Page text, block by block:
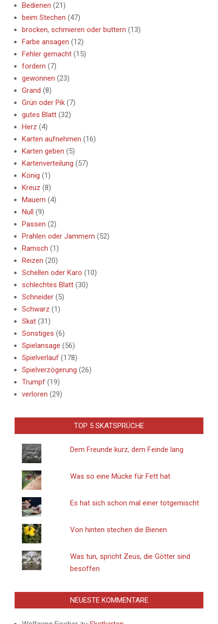
Bedienen (21)
beim Stechen (47)
brocken, schmieren oder buttern (13)
Farbe ansagen (12)
Fehler gemacht (15)
fordern (7)
gewonnen (23)
Grand (8)
Grün oder Pik (7)
gutes Blatt (32)
Herz (4)
Karten aufnehmen (16)
Karten geben (5)
Kartenverteilung (57)
König (1)
Kreuz (8)
Mauern (4)
Null (9)
Passen (2)
Prahlen oder Jammern (52)
Ramsch (1)
Reizen (20)
Schellen oder Karo (10)
schlechtes Blatt (30)
Schneider (5)
Schwarz (1)
Skat (31)
Sonstiges (6)
Spielansage (56)
Spielverlauf (178)
Spielverzögerung (26)
Trumpf (19)
verloren (29)
TOP 5 SKATSPRÜCHE
Dem Freunde kurz, dem Feinde lang
Was so eine Mücke für Fett hat
Es hat sich schon mal einer totgemischt
Von hinten stechen die Bienen
Was tun, spricht Zeus, die Götter sind
besoffen
NEUESTE KOMMENTARE